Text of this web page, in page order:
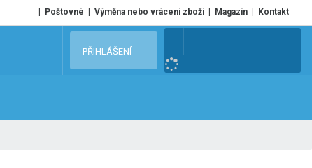
Poštovné Výměna nebo vrácení zboží Magazín Kontakt
e
PŘIHLÁŠENÍ